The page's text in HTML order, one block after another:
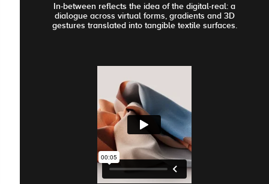
In-between reflects the idea of the digital-real: a
dialogue across virtual forms, gradients and 3D
gestures translated into tangible textile surfaces.